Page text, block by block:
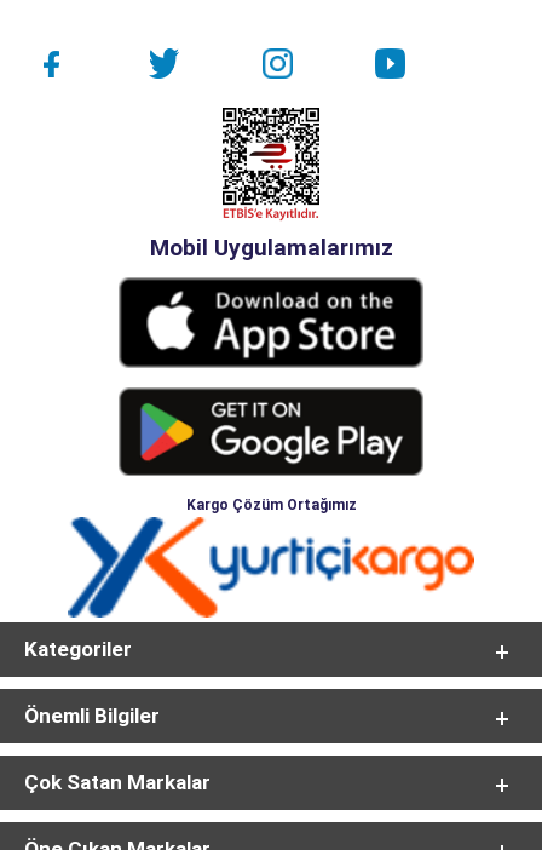
Mobil Uygulamalarımız
Kargo Çözüm Ortağımız
Kategoriler
Önemli Bilgiler
Çok Satan Markalar